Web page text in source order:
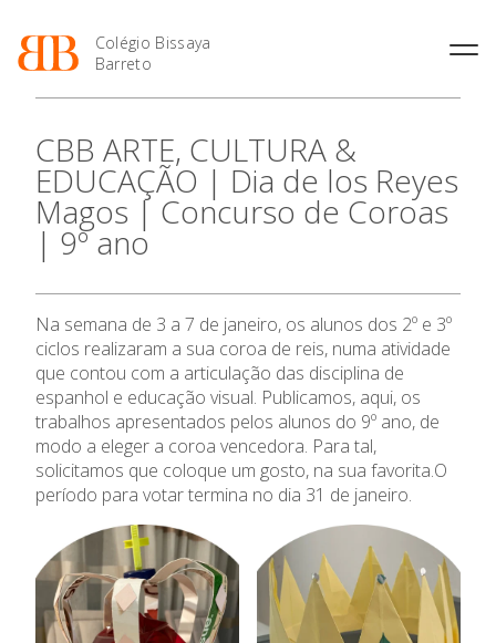
Colégio Bissaya
Barreto
Projeto Educativo
Organização
Colaboradores Docentes
Colaboradores Não
Ofertas de emprego
Regulamentos
Jornal “O Coreto”
Privacidade
Oferta Formativa
Enriquecimento Curricular
Oferta Curricular
Atividades Extracurriculares
Serviços
Letiva
Academia de LínguasEnsino Profissional
Profissionais
Matrículas
Horários e Manuais
Curso de Técnico de
Termalismo
Curso de Técnico/a de Apoio
à Família e à Comunidade
Ofertas de Emprego
Ano Letivo
2027
Calendários
Portal do Professor
Portal do Aluno/Encarregado
de Educação
SIGE
Secretariado de Exames
Admissão
Informações
APEE
CBB ARTE, CULTURA &
EDUCAÇÃO | Dia de los Reyes
Magos | Concurso de Coroas
| 9º ano
Na semana de 3 a 7 de janeiro, os alunos dos 2º e 3º
ciclos realizaram a sua coroa de reis, numa atividade
que contou com a articulação das disciplina de
espanhol e educação visual. Publicamos, aqui, os
trabalhos apresentados pelos alunos do 9º ano, de
modo a eleger a coroa vencedora. Para tal,
solicitamos que coloque um gosto, na sua favorita.O
período para votar termina no dia 31 de janeiro.